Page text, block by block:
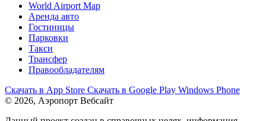
World Airport Map
Аренда авто
Гостиницы
Парковки
Такси
Трансфер
Правообладателям
Скачать в App Store Скачать в Google Play Windows Phone
© 2026, Аэропорт Вебсайт